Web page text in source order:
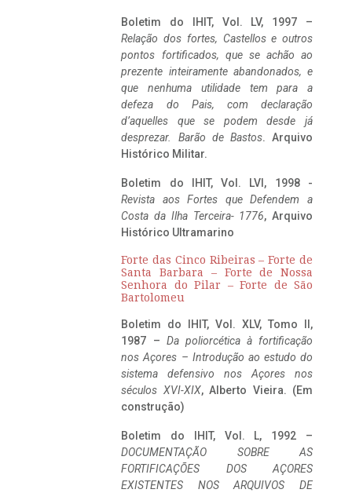
Boletim do IHIT, Vol. LV, 1997 –
Relação dos fortes, Castellos e outros
pontos fortificados, que se achão ao
prezente inteiramente abandonados, e
que nenhuma utilidade tem para a
defeza do Pais, com declaração
d’aquelles que se podem desde já
desprezar. Barão de Bastos. Arquivo
Histórico Militar.
Boletim do IHIT, Vol. LVI, 1998 -
Revista aos Fortes que Defendem a
Costa da Ilha Terceira- 1776, Arquivo
Histórico Ultramarino
Forte das Cinco Ribeiras – Forte de
Santa Barbara – Forte de Nossa
Senhora do Pilar – Forte de São
Bartolomeu
Boletim do IHIT, Vol. XLV, Tomo II,
1987 – Da poliorcética à fortificação
nos Açores – Introdução ao estudo do
sistema defensivo nos Açores nos
séculos XVI-XIX, Alberto Vieira. (Em
construção)
Boletim do IHIT, Vol. L, 1992 –
DOCUMENTAÇÃO SOBRE AS
FORTIFICAÇÕES DOS AÇORES
EXISTENTES NOS ARQUIVOS DE